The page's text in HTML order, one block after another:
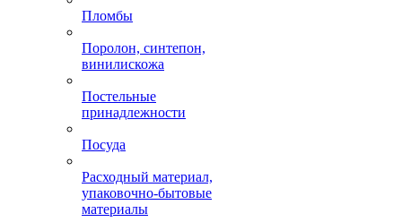
Пломбы
Поролон, синтепон,
винилискожа
Постельные
принадлежности
Посуда
Расходный материал,
упаковочно-бытовые
материалы